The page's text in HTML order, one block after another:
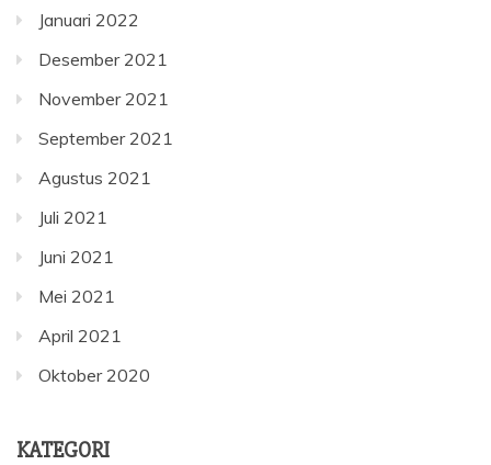
Januari 2022
Desember 2021
November 2021
September 2021
Agustus 2021
Juli 2021
Juni 2021
Mei 2021
April 2021
Oktober 2020
KATEGORI